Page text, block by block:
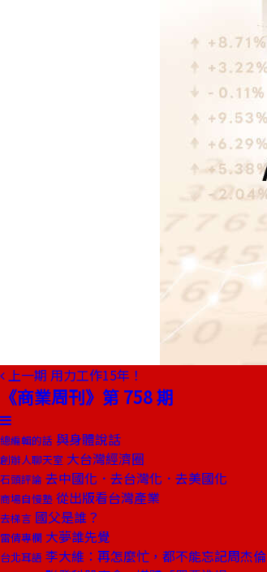
上一期 用力工作15年！
《商業周刊》第 758 期
總編輯的話 與身體說話
創辦人聊天室 大台灣經濟圈
石頭評論 去中國化．去台灣化．去美國化
商場自慢塾 從出版看台灣產業
去梯言 國父是誰？
雷倩專欄 大夢誰先覺
台北耳語 李大維：再怎麼忙，都不能忘記周杰倫